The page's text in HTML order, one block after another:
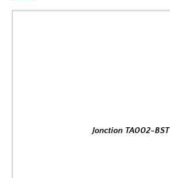
Jonction TA002-BST